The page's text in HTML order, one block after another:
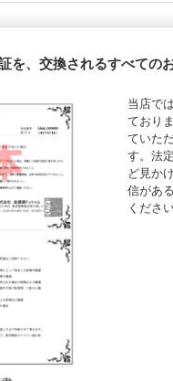
を、交換されるすべての
当店で
ており
ていた
す。法
ど見か
信があ
くださ